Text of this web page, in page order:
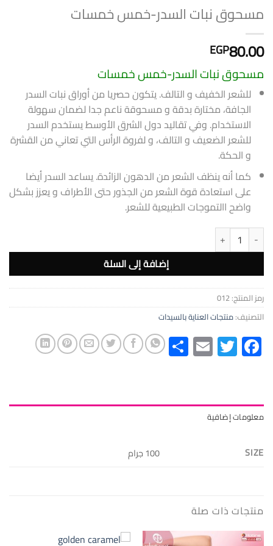
مسحوق نبات السدر-خمس خمسات
EGP80.00
مسحوق نبات السدر-خمس خمسات
للشعر الخفيف و التالف. يتكون حصريا من أوراق نبات السدر
الجافة، مختارة بدقة و مسحوقة ناعم جدا لضمان سهولة
الاستخدام. وفي تقاليد دول الشرق الأوسط يستخدم السدر
للشعر الضعيف و التالف، و لفروة الرأس التي تعاني من القشرة
و الحكة.
كما أنه ينظف الشعر من الدهون الزائدة. يساعد السدر أيضا
على استعادة قوة الشعر من الجذور حتى الأطراف و يعزز بشكل
واضح االتموجات الطبيعية للشعر.
كمية مسحوق نبات السدر-خمس خمسات
إضافة إلى السلة
رمز المنتج:012
التصنيف:منتجات العناية بالسيدات
Facebook
Twitter
Email
Share
معلومات إضافية
SIZE 100 جرام
منتجات ذات صلة